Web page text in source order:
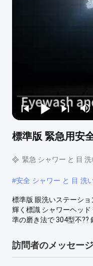
標準版 緊急用安
緊急 シャワー と 目 洗
#安全 シャワー と 目 洗
標準版 眼洗いステーシ
輝く標識 シャワーヘッ
準の磨き法で 304型不??
訪問者のメッセージ